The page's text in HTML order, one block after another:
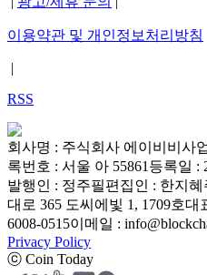
이용약관 및 개인정보처리방침
RSS
회사명 : 주식회사 에이비비 사
록번호 : 서울 아 55861등록일 :
발행인 : 정주필편집인 : 한지혜
대로 365 도씨에빛 1, 1709호대
6008-0515이메일 :
Privacy Policy
ⓒ Coin Today